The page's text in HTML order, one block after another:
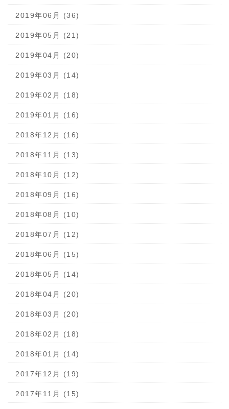
2019年06月 (36)
2019年05月 (21)
2019年04月 (20)
2019年03月 (14)
2019年02月 (18)
2019年01月 (16)
2018年12月 (16)
2018年11月 (13)
2018年10月 (12)
2018年09月 (16)
2018年08月 (10)
2018年07月 (12)
2018年06月 (15)
2018年05月 (14)
2018年04月 (20)
2018年03月 (20)
2018年02月 (18)
2018年01月 (14)
2017年12月 (19)
2017年11月 (15)